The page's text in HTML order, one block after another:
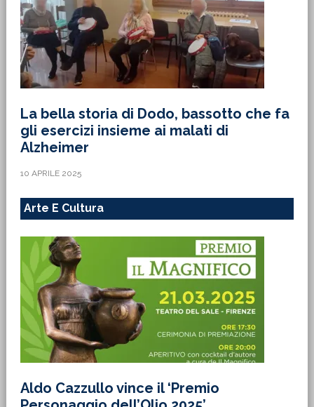
La bella storia di Dodo, bassotto che fa
gli esercizi insieme ai malati di
Alzheimer
10 APRILE 2025
Arte E Cultura
Aldo Cazzullo vince il ‘Premio